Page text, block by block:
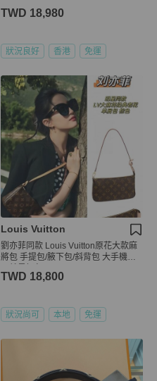
TWD 18,980
狀況良好 香港 免運
Louis Vuitton
劉亦菲同款 Louis Vuitton原花大款麻
將包 手提包/腋下包/斜背包 大手機可
TWD 18,800
狀況尚可 本地 免運